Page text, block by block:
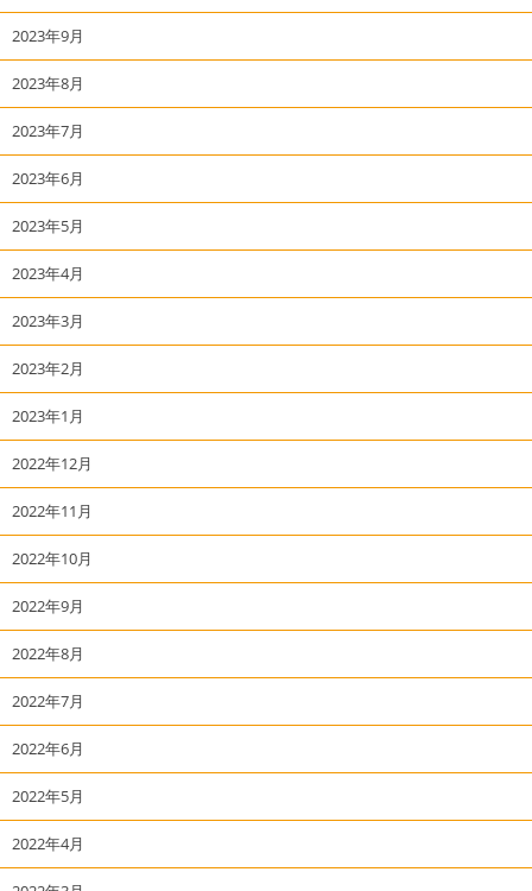
2023年9月
2023年8月
2023年7月
2023年6月
2023年5月
2023年4月
2023年3月
2023年2月
2023年1月
2022年12月
2022年11月
2022年10月
2022年9月
2022年8月
2022年7月
2022年6月
2022年5月
2022年4月